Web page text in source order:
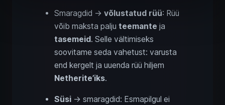
Smaragdid → võlustatud rüü: Rüü
võib maksta palju teemante ja
tasemeid. Selle vältimiseks
soovitame seda vahetust: varusta
end kergelt ja uuenda rüü hiljem
Netherite’iks.
Süsi → smaragdid: Esmapilgul ei